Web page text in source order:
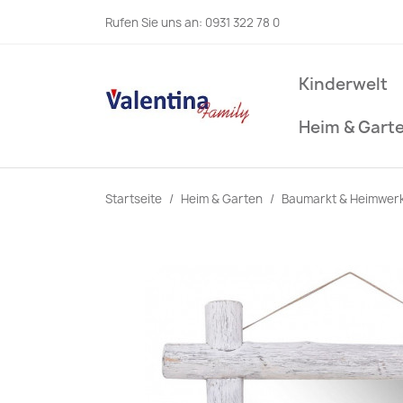
Rufen Sie uns an: 0931 322 78 0
Kinderwelt
Heim &
Startseite Heim & Garten Baumarkt &